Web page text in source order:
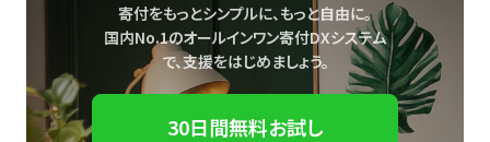
寄付をもっとシンプルに、もっと自由に。
国内No.1のオールインワン寄付DXシステム
で、支援をはじめましょう。
30日間無料お試し